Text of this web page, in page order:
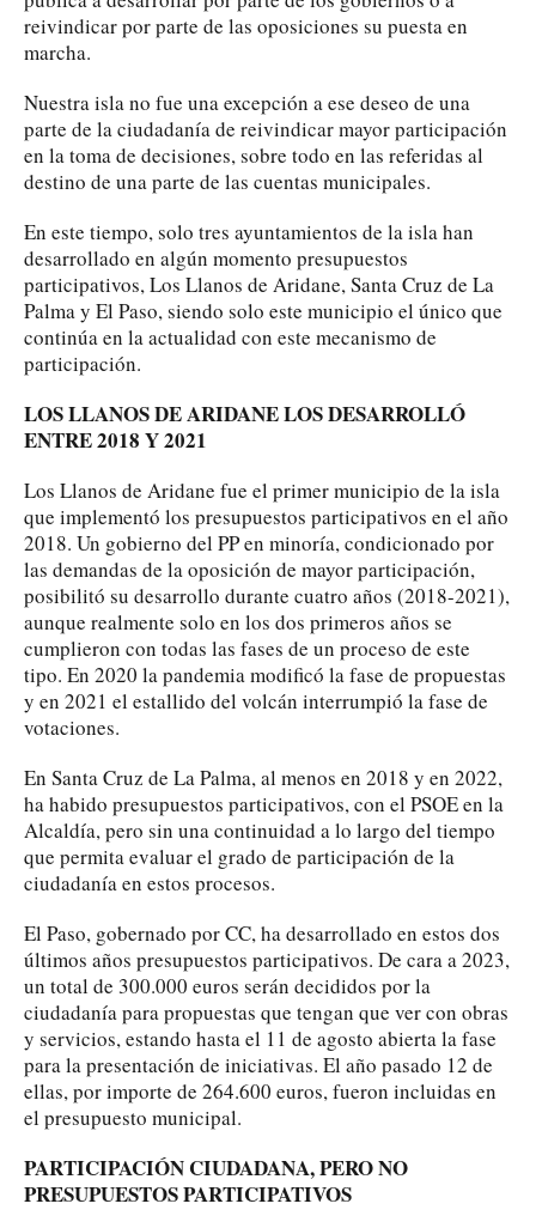
reivindicar por parte de las oposiciones su puesta en
marcha.
Nuestra isla no fue una excepción a ese deseo de una
parte de la ciudadanía de reivindicar mayor participación
en la toma de decisiones, sobre todo en las referidas al
destino de una parte de las cuentas municipales.
En este tiempo, solo tres ayuntamientos de la isla han
desarrollado en algún momento presupuestos
participativos, Los Llanos de Aridane, Santa Cruz de La
Palma y El Paso, siendo solo este municipio el único que
continúa en la actualidad con este mecanismo de
participación.
LOS LLANOS DE ARIDANE LOS DESARROLLÓ
ENTRE 2018 Y 2021
Los Llanos de Aridane fue el primer municipio de la isla
que implementó los presupuestos participativos en el año
2018. Un gobierno del PP en minoría, condicionado por
las demandas de la oposición de mayor participación,
posibilitó su desarrollo durante cuatro años (2018-2021),
aunque realmente solo en los dos primeros años se
cumplieron con todas las fases de un proceso de este
tipo. En 2020 la pandemia modificó la fase de propuestas
y en 2021 el estallido del volcán interrumpió la fase de
votaciones.
En Santa Cruz de La Palma, al menos en 2018 y en 2022,
ha habido presupuestos participativos, con el PSOE en la
Alcaldía, pero sin una continuidad a lo largo del tiempo
que permita evaluar el grado de participación de la
ciudadanía en estos procesos.
El Paso, gobernado por CC, ha desarrollado en estos dos
últimos años presupuestos participativos. De cara a 2023,
un total de 300.000 euros serán decididos por la
ciudadanía para propuestas que tengan que ver con obras
y servicios, estando hasta el 11 de agosto abierta la fase
para la presentación de iniciativas. El año pasado 12 de
ellas, por importe de 264.600 euros, fueron incluidas en
el presupuesto municipal.
PARTICIPACIÓN CIUDADANA, PERO NO
PRESUPUESTOS PARTICIPATIVOS